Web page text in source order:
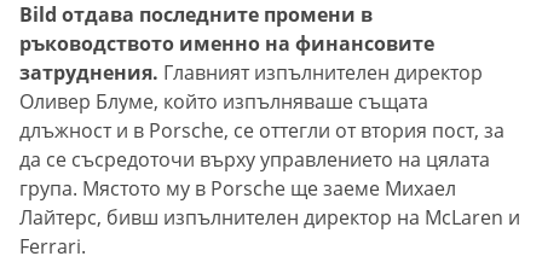
Bild отдава последните промени в
ръководството именно на финансовите
затруднения. Главният изпълнителен директор
Оливер Блуме, който изпълняваше същата
длъжност и в Porsche, се оттегли от втория пост, за
да се съсредоточи върху управлението на цялата
група. Мястото му в Porsche ще заеме Михаел
Лайтерс, бивш изпълнителен директор на McLaren и
Ferrari.